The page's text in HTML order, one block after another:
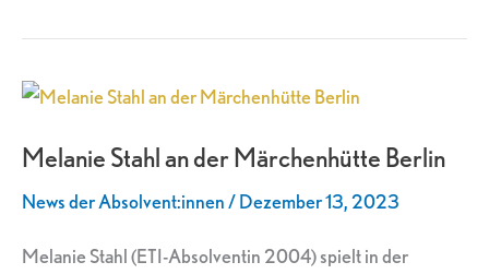
Melanie Stahl an der Märchenhütte Berlin
News der Absolvent:innen/Dezember 13, 2023
Melanie Stahl (ETI-Absolventin 2004) spielt in der
Melanie
an
Berlin